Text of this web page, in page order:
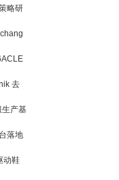
略研
去
生产基
落地
动鞋